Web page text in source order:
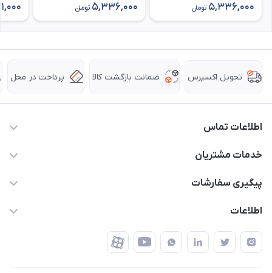
5,336,000 تومان 5,336,000 تومان
تحویل اکسپرس ضمانت بازگشت کالا پرداخت در محل
اطلاعات تماس
63 0000 43 - 021
تهران - طبقه سوم تجاری - پلاک 11014
خدمات مشتریان
قوانین و مقررات
ضمانت اصالت کالا
پیگیری سفارشات
رهگیری مرسولات پست
رهگیری مرسولات چاپار
رهگیری مرسولات ماهکس
اطلاعات
درباره ما
تماس با ما